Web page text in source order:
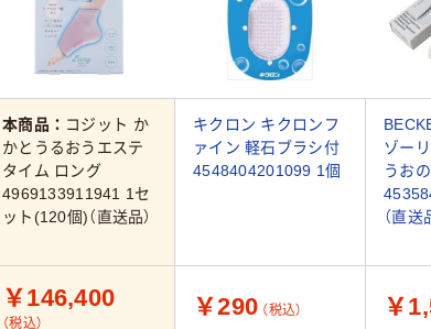
本商品： コジット か
かとうるおうエステ
タイム ロング
4969133911941 1セ
ット(120個)（直送品）
キクロン キクロンフ
ァイン 軽石ブラシ付
4548404201099 1個
ゾー
うお
（直送
￥146,400
（税込）
￥290 （税込） ￥